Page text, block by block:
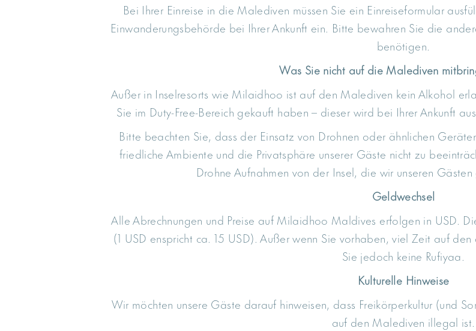
Bei Ihrer Einreise in die Malediven müssen Sie ein Einreiseformular
Einwanderungsbehörde bei Ihrer Ankunft ein. Bitte bewahren Sie die
benötigen.
Was Sie nicht auf die Malediven
Außer in Inselresorts wie Milaidhoo ist auf den Malediven kein Alkohol
Sie im Duty-Free-Bereich gekauft haben – dieser wird bei Ihrer Ankunft
Bitte beachten Sie, dass der Einsatz von Drohnen oder ähnlichen
friedliche Ambiente und die Privatsphäre unserer Gäste nicht zu
Drohne Aufnahmen von der Insel, die wir unseren
Geldwechsel
Alle Abrechnungen und Preise auf Milaidhoo Maldives erfolgen in USD.
(1 USD enspricht ca. 15 USD). Außer wenn Sie vorhaben, viel Zeit auf
Sie jedoch keine Rufiyaa.
Kulturelle Hinweise
Wir möchten unsere Gäste darauf hinweisen, dass Freikörperkultur (und
auf den Malediven illegal ist.